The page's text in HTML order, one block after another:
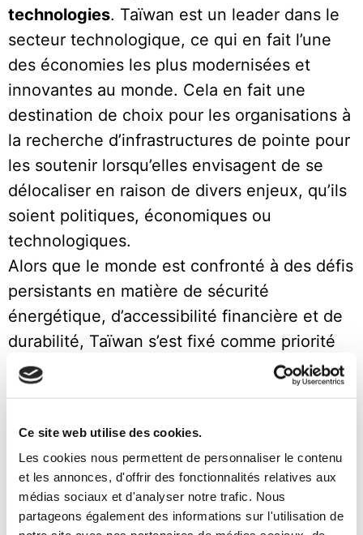
Ce site web utilise des cookies.
Les cookies nous permettent de personnaliser le contenu
et les annonces, d'offrir des fonctionnalités relatives aux
médias sociaux et d'analyser notre trafic. Nous
partageons également des informations sur l'utilisation de
technologies. Taïwan est un leader dans le
secteur technologique, ce qui en fait l’une
des économies les plus modernisées et
innovantes au monde. Cela en fait une
destination de choix pour les organisations à
la recherche d’infrastructures de pointe pour
les soutenir lorsqu’elles envisagent de se
délocaliser en raison de divers enjeux, qu’ils
soient politiques, économiques ou
technologiques.
Alors que le monde est confronté à des défis
persistants en matière de sécurité
énergétique, d’accessibilité financière et de
durabilité, Taïwan s’est fixé comme priorité
d’investir dans les infrastructures d’énergie
recherche et le développement dans le
domaine des solutions énergétiques vertes.
Le gouvernement a annoncé son intention
d’investir 32 milliards de dollars dans les